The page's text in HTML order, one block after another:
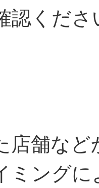
認くださ
店舗な
ミング